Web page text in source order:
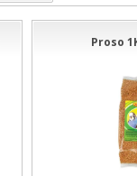
Proso